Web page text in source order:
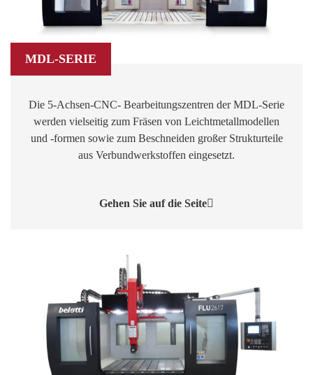
MDL-SERIE
Die 5-Achsen-CNC- Bearbeitungszentren der MDL-Serie
werden vielseitig zum Fräsen von Leichtmetallmodellen
und -formen sowie zum Beschneiden großer Strukturteile
aus Verbundwerkstoffen eingesetzt.
Gehen Sie auf die Seite